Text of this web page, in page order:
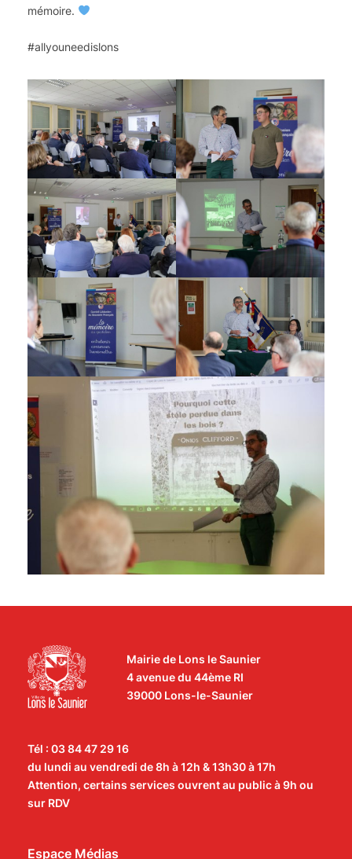
mémoire.
#allyouneedislons
Mairie de Lons le Saunier
4 avenue du 44ème RI
39000 Lons-le-Saunier
Tél : 03 84 47 29 16
du lundi au vendredi de 8h à 12h & 13h30 à 17h
Attention, certains services ouvrent au public à 9h ou
sur RDV
Espace Médias